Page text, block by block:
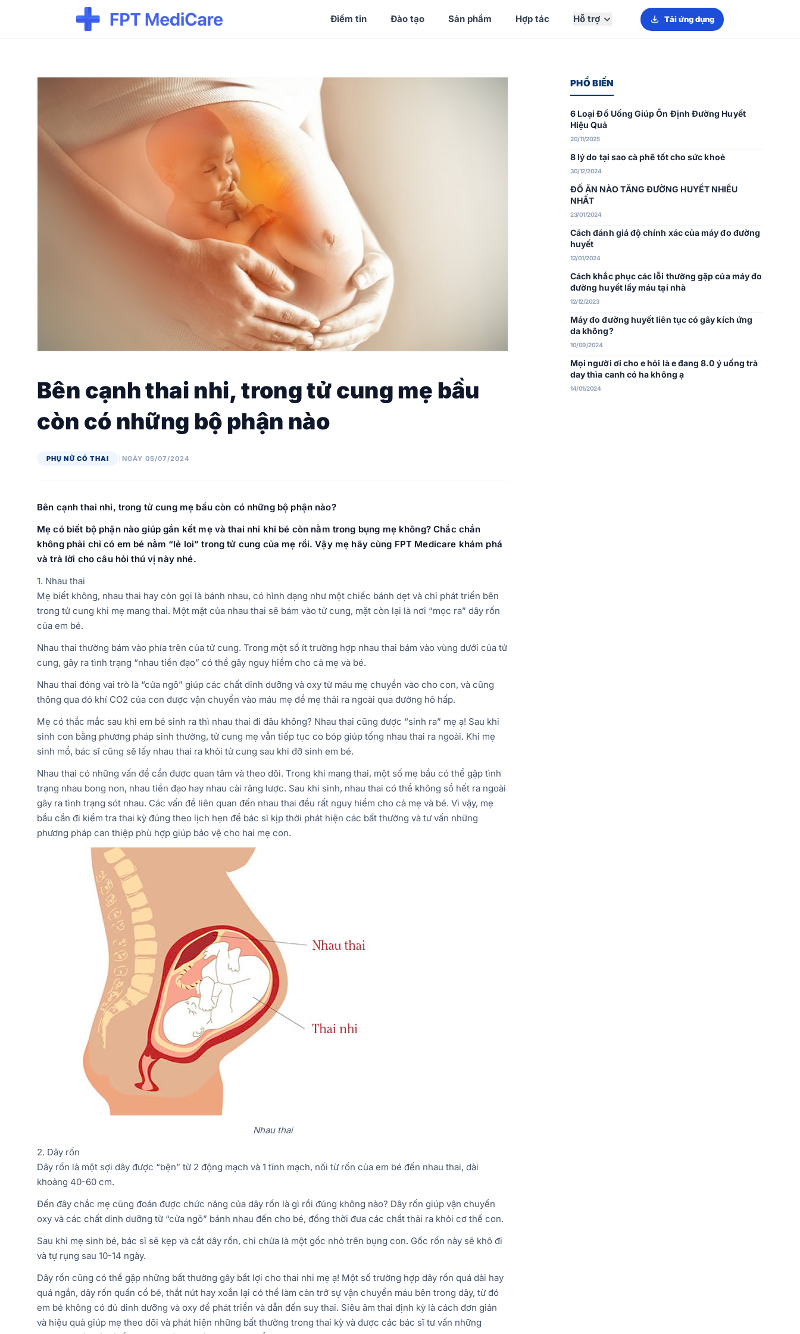
Điểm tin Đào tạo Sản phẩm Hợp tác Hỗ trợ Tải ứng dụng
Bên cạnh thai nhi, trong tử cung mẹ bầu
còn có những bộ phận nào
PHỤ NỮ CÓ THAI NGÀY 05/07/2024
Bên cạnh thai nhi, trong tử cung mẹ bầu còn có những bộ phận nào?
Mẹ có biết bộ phận nào giúp gắn kết mẹ và thai nhi khi bé còn nằm trong bụng mẹ không? Chắc chắn
không phải chỉ có em bé nằm “lẻ loi” trong tử cung của mẹ rồi. Vậy mẹ hãy cùng FPT Medicare khám phá
và trả lời cho câu hỏi thú vị này nhé.
1. Nhau thai
Mẹ biết không, nhau thai hay còn gọi là bánh nhau, có hình dạng như một chiếc bánh dẹt và chỉ phát triển bên
trong tử cung khi mẹ mang thai. Một mặt của nhau thai sẽ bám vào tử cung, mặt còn lại là nơi “mọc ra” dây rốn
của em bé.
Nhau thai thường bám vào phía trên của tử cung. Trong một số ít trường hợp nhau thai bám vào vùng dưới của tử
cung, gây ra tình trạng “nhau tiền đạo” có thể gây nguy hiểm cho cả mẹ và bé.
Nhau thai đóng vai trò là “cửa ngõ” giúp các chất dinh dưỡng và oxy từ máu mẹ chuyển vào cho con, và cũng
thông qua đó khí CO2 của con được vận chuyển vào máu mẹ để mẹ thải ra ngoài qua đường hô hấp.
Mẹ có thắc mắc sau khi em bé sinh ra thì nhau thai đi đâu không? Nhau thai cũng được “sinh ra” mẹ ạ! Sau khi
sinh con bằng phương pháp sinh thường, tử cung mẹ vẫn tiếp tục co bóp giúp tống nhau thai ra ngoài. Khi mẹ
sinh mổ, bác sĩ cũng sẽ lấy nhau thai ra khỏi tử cung sau khi đỡ sinh em bé.
Nhau thai có những vấn đề cần được quan tâm và theo dõi. Trong khi mang thai, một số mẹ bầu có thể gặp tình
trạng nhau bong non, nhau tiền đạo hay nhau cài răng lược. Sau khi sinh, nhau thai có thể không sổ hết ra ngoài
gây ra tình trạng sót nhau. Các vấn đề liên quan đến nhau thai đều rất nguy hiểm cho cả mẹ và bé. Vì vậy, mẹ
bầu cần đi kiểm tra thai kỳ đúng theo lịch hẹn để bác sĩ kịp thời phát hiện các bất thường và tư vấn những
phương pháp can thiệp phù hợp giúp bảo vệ cho hai mẹ con.
Nhau thai
2. Dây rốn
Dây rốn là một sợi dây được “bện” từ 2 động mạch và 1 tĩnh mạch, nối từ rốn của em bé đến nhau thai, dài
khoảng 40-60 cm.
Đến đây chắc mẹ cũng đoán được chức năng của dây rốn là gì rồi đúng không nào? Dây rốn giúp vận chuyển
oxy và các chất dinh dưỡng từ “cửa ngõ” bánh nhau đến cho bé, đồng thời đưa các chất thải ra khỏi cơ thể con.
Sau khi mẹ sinh bé, bác sĩ sẽ kẹp và cắt dây rốn, chỉ chừa là một gốc nhỏ trên bụng con. Gốc rốn này sẽ khô đi
và tự rụng sau 10-14 ngày.
Dây rốn cũng có thể gặp những bất thường gây bất lợi cho thai nhi mẹ ạ! Một số trường hợp dây rốn quá dài hay
quá ngắn, dây rốn quấn cổ bé, thắt nút hay xoắn lại có thể làm cản trở sự vận chuyển máu bên trong dây, từ đó
em bé không có đủ dinh dưỡng và oxy để phát triển và dẫn đến suy thai. Siêu âm thai định kỳ là cách đơn giản
và hiệu quả giúp mẹ theo dõi và phát hiện những bất thường trong thai kỳ và được các bác sĩ tư vấn những
PHỔ BIẾN
6 Loại Đồ Uống Giúp Ổn Định Đường Huyết
Hiệu Quả
20/11/2025
8 lý do tại sao cà phê tốt cho sức khoẻ
30/12/2024
ĐỒ ĂN NÀO TĂNG ĐƯỜNG HUYẾT NHIỀU
NHẤT
23/01/2024
Cách đánh giá độ chính xác của máy đo đường
huyết
12/01/2024
Cách khắc phục các lỗi thường gặp của máy đo
đường huyết lấy máu tại nhà
12/12/2023
Máy đo đường huyết liên tục có gây kích ứng
da không?
10/09/2024
Mọi người ơi cho e hỏi là e đang 8.0 ý uống trà
day thìa canh có ha không ạ
14/01/2024